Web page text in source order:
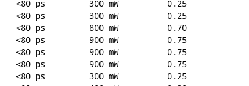
<80 ps         300 mW          0.25
<80 ps         300 mW          0.25
<80 ps         800 mW          0.70
<80 ps         900 mW          0.75
<80 ps         900 mW          0.75
<80 ps         900 mW          0.75
<80 ps         300 mW          0.25